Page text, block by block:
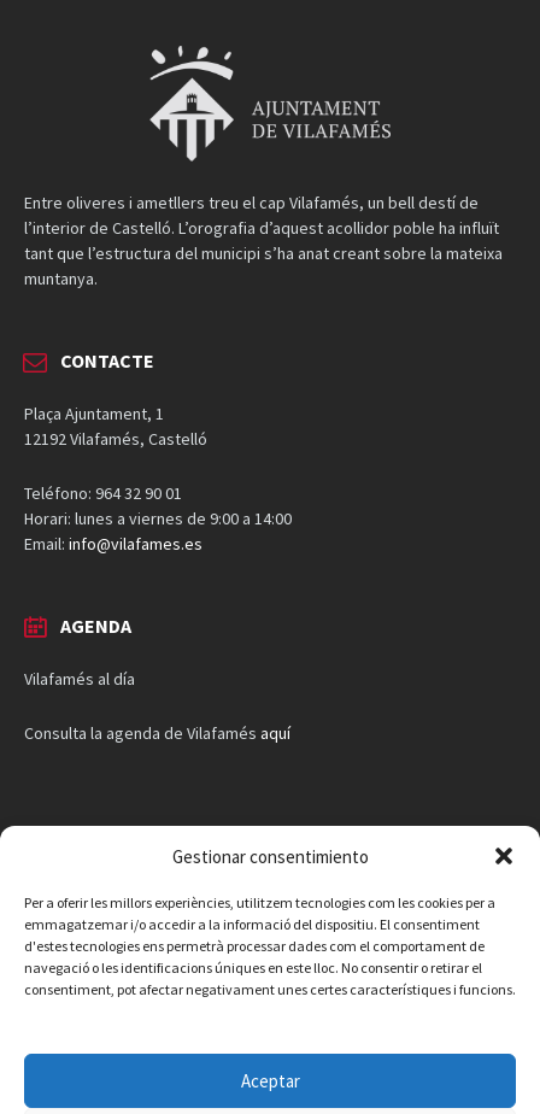
Gestionar consentimiento
Per a oferir les millors experiències, utilitzem tecnologies com les cookies per a
emmagatzemar i/o accedir a la informació del dispositiu. El consentiment
d'estes tecnologies ens permetrà processar dades com el comportament de
navegació o les identificacions úniques en este lloc. No consentir o retirar el
consentiment, pot afectar negativament unes certes característiques i funcions.
Aceptar
Entre oliveres i ametllers treu el cap Vilafamés, un bell destí de
l’interior de Castelló. L’orografia d’aquest acollidor poble ha influït
tant que l’estructura del municipi s’ha anat creant sobre la mateixa
muntanya.
CONTACTE
Plaça Ajuntament, 1
12192 Vilafamés, Castelló
Teléfono: 964 32 90 01
Horari: lunes a viernes de 9:00 a 14:00
info@vilafames.es
AGENDA
Consulta la agenda de Vilafamés aquí